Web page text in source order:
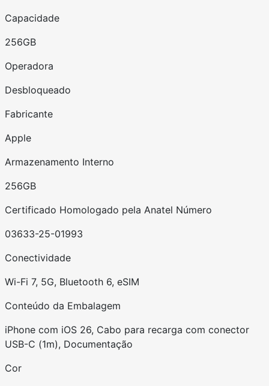
Capacidade
256GB
Operadora
Desbloqueado
Fabricante
Apple
Armazenamento Interno
256GB
Certificado Homologado pela Anatel Número
03633-25-01993
Conectividade
Wi-Fi 7, 5G, Bluetooth 6, eSIM
Conteúdo da Embalagem
iPhone com iOS 26, Cabo para recarga com conector
USB-C (1m), Documentação
Cor